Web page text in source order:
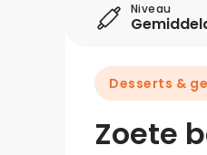
Niveau
Desserts &
Zoete